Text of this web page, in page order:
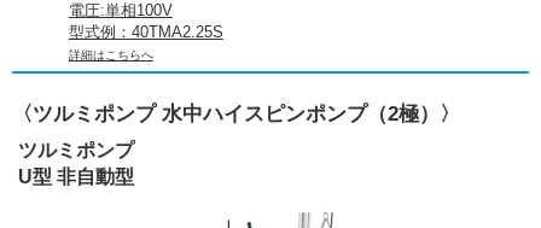
電圧:単相100V
型式例：40TMA2.25S
詳細はこちらへ
〈ツルミポンプ 水中ハイスピンポンプ（2極）〉
ツルミポンプ
U型 非自動型